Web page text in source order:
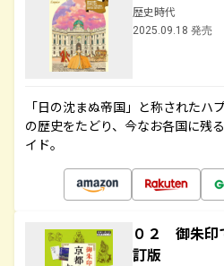
歴史時代
2025.09.18 発売
「日の沈まぬ帝国」と称されたハ
の歴史をたどり、今なお各国に残
イド。
０２ 御朱印
訂版